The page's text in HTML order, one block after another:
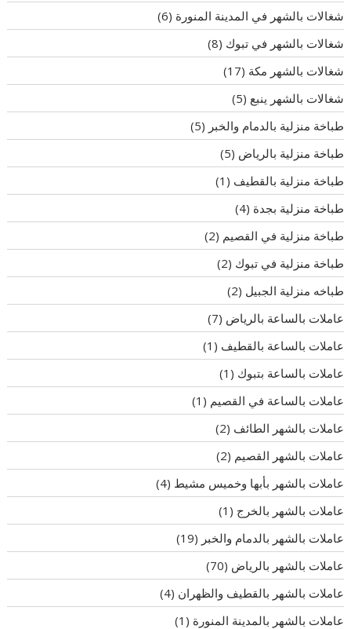
شغالات بالشهر في المدينة المنورة (6)
شغالات بالشهر في تبوك (8)
شغالات بالشهر مكة (17)
شغالات بالشهر ينبع (5)
طباخة منزلية بالدمام والخبر (5)
طباخة منزلية بالرياض (5)
طباخة منزلية بالقطيف (1)
طباخة منزلية بجدة (4)
طباخة منزلية في القصيم (2)
طباخة منزلية في تبوك (2)
طباخه منزلية الجبيل (2)
عاملات بالساعة بالرياض (7)
عاملات بالساعة بالقطيف (1)
عاملات بالساعة بتبوك (1)
عاملات بالساعة في القصيم (1)
عاملات بالشهر الطائف (2)
عاملات بالشهر القصيم (2)
عاملات بالشهر بأبها وخميس مشيط (4)
عاملات بالشهر بالخرج (1)
عاملات بالشهر بالدمام والخبر (19)
عاملات بالشهر بالرياض (70)
عاملات بالشهر بالقطيف والظهران (4)
عاملات بالشهر بالمدينة المنورة (1)